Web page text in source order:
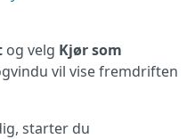
og velg Kjør som
vil vise fremdriften
starter du